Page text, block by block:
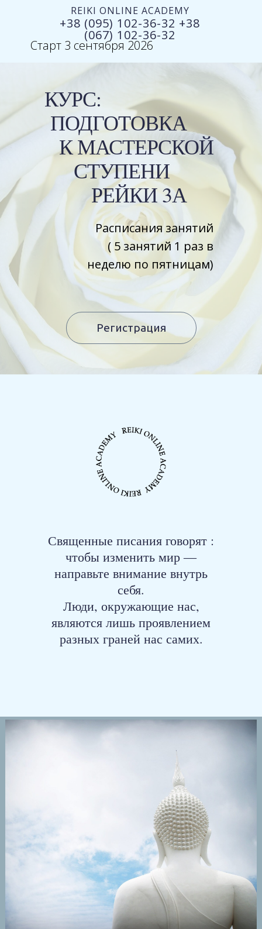
КУРС:
ПОДГОТОВКА
К МАСТЕРСКОЙ
СТУПЕНИ
РЕЙКИ 3А
REIKI ONLINE ACADEMY
+38 (095) 102-36-32 +38
(067) 102-36-32
Старт 3 сентября 2026
Регистрация
Расписания занятий
( 5 занятий 1 раз в
неделю по пятницам)
Священные писания говорят :
чтобы изменить мир ―
направьте внимание внутрь
себя.
Люди, окружающие нас,
являются лишь проявлением
разных граней нас самих.